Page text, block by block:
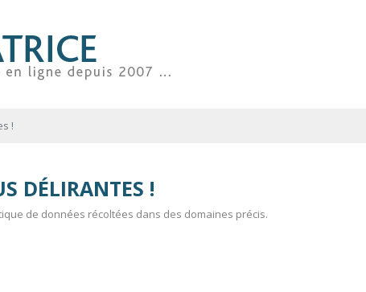
!
DÉLIRANTES !
de données récoltées dans des domaines précis.